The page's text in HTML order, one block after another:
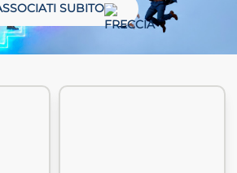
SUBITO